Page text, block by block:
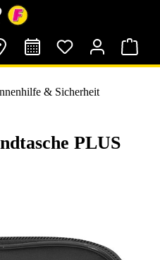
& Sicherheit
PLUS